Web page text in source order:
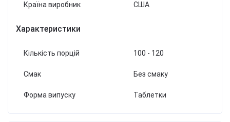
Країна виробник США
Характеристики
Кількість порцій 100 - 120
Смак Без смаку
Форма випуску Таблетки